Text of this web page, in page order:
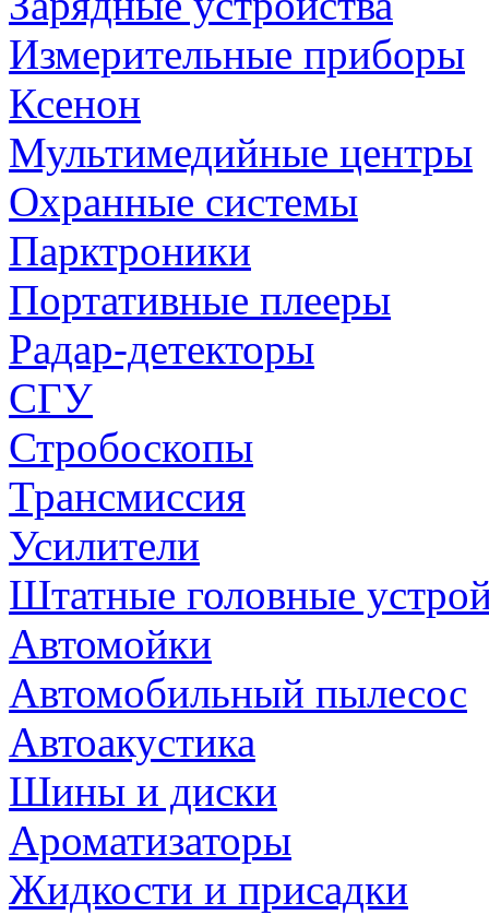
Измерительные приборы
Ксенон
Мультимедийные центры
Охранные системы
Парктроники
Портативные плееры
Радар-детекторы
СГУ
Стробоскопы
Трансмиссия
Усилители
Штатные головные
Автомойки
Автомобильный пылесос
Автоакустика
Шины и диски
Ароматизаторы
Жидкости и присадки